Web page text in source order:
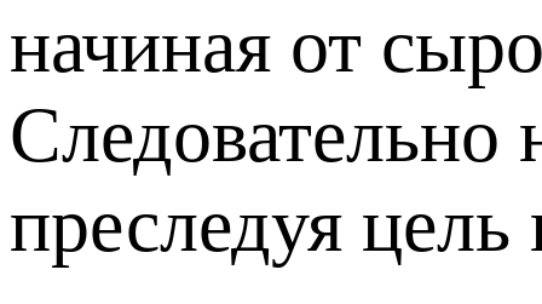
начиная от
Следовательно
преследуя